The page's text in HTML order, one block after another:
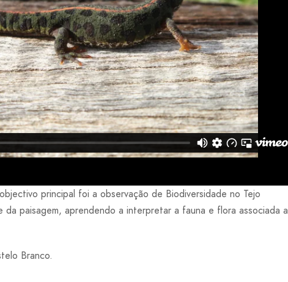
principal foi a observação de Biodiversidade no Tejo
paisagem, aprendendo a interpretar a fauna e flora associada a
Branco.